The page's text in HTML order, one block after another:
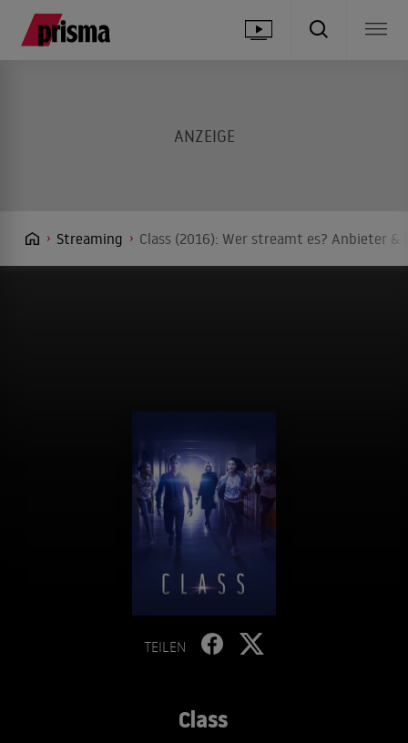
Streaming Class (2016): Wer streamt es? Anbieter &
TEILEN
Class